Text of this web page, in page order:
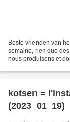
Beste vrienden van
semaine, rien que
nous produisons et
kotsen =
(2023_01_19)